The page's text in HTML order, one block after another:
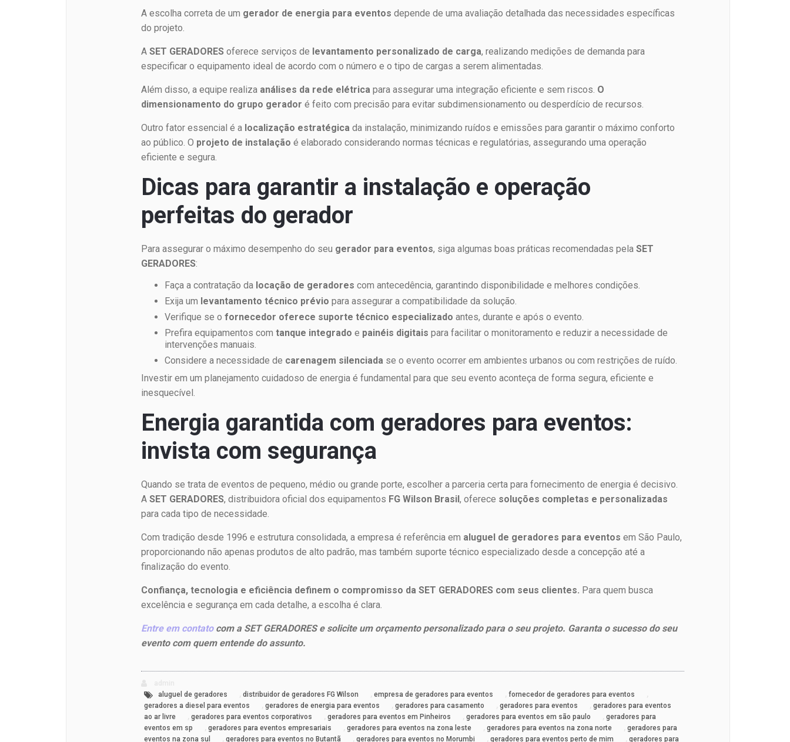
A escolha correta de um gerador de energia para eventos depende de uma avaliação detalhada das necessidades específicas
do projeto.
ASET GERADORES oferece serviços de levantamento personalizado de carga, realizando medições de demanda para
especificar o equipamento ideal de acordo com o número e o tipo de cargas a serem alimentadas.
Além disso, a equipe realiza análises da rede elétrica para assegurar uma integração eficiente e sem riscos. O
dimensionamento do grupo gerador é feito com precisão para evitar subdimensionamento ou desperdício de recursos.
Outro fator essencial é a localização estratégica da instalação, minimizando ruídos e emissões para garantir o máximo conforto
ao público. O projeto de instalação é elaborado considerando normas técnicas e regulatórias, assegurando uma operação
eficiente e segura.
Dicas para garantir a instalação e operação
perfeitas do gerador
Para assegurar o máximo desempenho do seu gerador para eventos, siga algumas boas práticas recomendadas pelaSET
GERADORES:
Faça a contratação da locação de geradores com antecedência, garantindo disponibilidade e melhores condições.
Exija um levantamento técnico prévio para assegurar a compatibilidade da solução.
Verifique se ofornecedor oferece suporte técnico especializado antes, durante e após o evento.
Prefira equipamentos comtanque integrado e painéis digitais para facilitar o monitoramento e reduzir a necessidade de
intervenções manuais.
Considere a necessidade de carenagem silenciada se o evento ocorrer em ambientes urbanos ou com restrições de ruído.
Investir em um planejamento cuidadoso de energia é fundamental para que seu evento aconteça de forma segura, eficiente e
inesquecível.
Energia garantida com geradores para eventos:
invista com segurança
Quando se trata de eventos de pequeno, médio ou grande porte, escolher a parceria certa para fornecimento de energia é decisivo.
ASET GERADORES, distribuidora oficial dos equipamentos FG Wilson Brasil, oferece soluções completas e personalizadas
para cada tipo de necessidade.
Com tradição desde 1996 e estrutura consolidada, a empresa é referência em aluguel de geradores para eventos em São Paulo,
proporcionando não apenas produtos de alto padrão, mas também suporte técnico especializado desde a concepção até a
finalização do evento.
Confiança, tecnologia e eficiência definem o compromisso da SET GERADORES com seus clientes. Para quem busca
excelência e segurança em cada detalhe, a escolha é clara.
Entre em contatocom a SET GERADORES e solicite um orçamento personalizado para o seu projeto. Garanta o sucesso do seu
evento com quem entende do assunto.
aluguel de geradores
,distribuidor de geradores FG Wilson ,empresa de geradores para eventos ,fornecedor de geradores para eventos
geradores a diesel para eventos ,geradores de energia para eventos ,geradores para casamento ,geradores para eventos ,geradores para eventos
ao ar livre
,geradores para eventos corporativos ,geradores para eventos em Pinheiros ,geradores para eventos em são paulo ,geradores para
eventos em sp
,geradores para eventos empresariais ,geradores para eventos na zona leste ,geradores para eventos na zona norte ,geradores para
eventos na zona sul
,geradores para eventos no Butantã ,geradores para eventos no Morumbi ,geradores para eventos perto de mim ,geradores para